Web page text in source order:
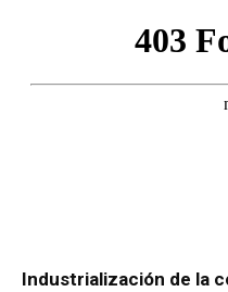
Industrialización de la